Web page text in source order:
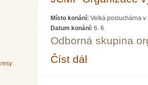
Místo konání: Velká posluchárna v
Datum konání: 6. 6.
Odborná skupina
Číst dál